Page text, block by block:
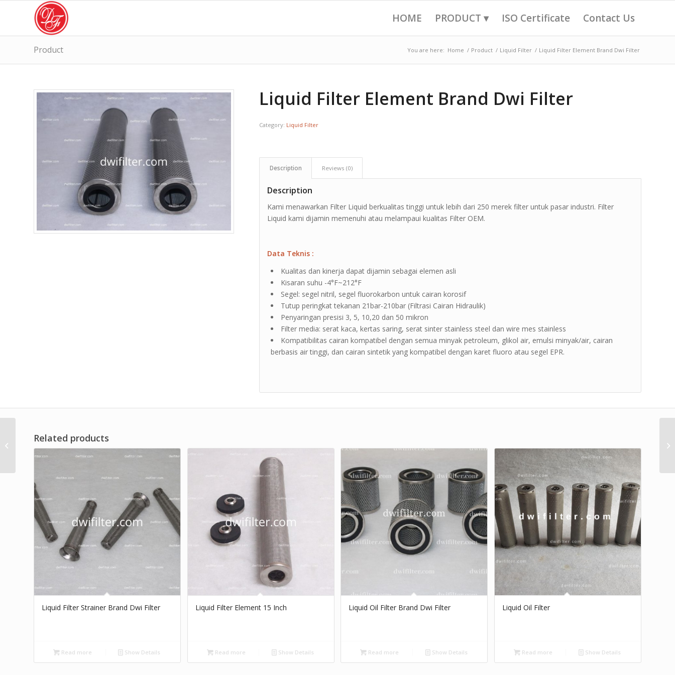
HOME PRODUCT ▾ ISO Certificate Contact Us
Product You are here: Home / Product / Liquid Filter / Liquid Filter Element Brand Dwi Filter
Liquid Filter Element Brand Dwi Filter
Category: Liquid Filter
Description Reviews (0)
Description
Kami menawarkan Filter Liquid berkualitas tinggi untuk lebih dari 250 merek filter untuk pasar industri. Filter
Liquid kami dijamin memenuhi atau melampaui kualitas Filter OEM.
Data Teknis :
Kualitas dan kinerja dapat dijamin sebagai elemen asli
Kisaran suhu -4°F~212°F
Segel: segel nitril, segel fluorokarbon untuk cairan korosif
Tutup peringkat tekanan 21bar-210bar (Filtrasi Cairan Hidraulik)
Penyaringan presisi 3, 5, 10,20 dan 50 mikron
Filter media: serat kaca, kertas saring, serat sinter stainless steel dan wire mes stainless
Kompatibilitas cairan kompatibel dengan semua minyak petroleum, glikol air, emulsi minyak/air, cairan
berbasis air tinggi, dan cairan sintetik yang kompatibel dengan karet fluoro atau segel EPR.
Related products
Liquid Filter Strainer Brand Dwi Filter
Read more Show Details
Liquid Filter Element 15 Inch
Read more Show Details
Liquid Oil Filter Brand Dwi Filter
Read more Show Details
Liquid Oil Filter
Read more Show Details
Filter Oli Kualitas Tinggi
Merek Dwi Filter